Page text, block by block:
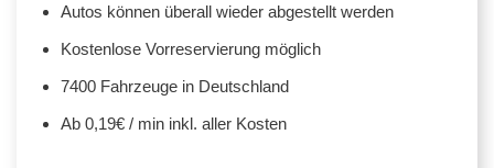
Autos können überall wieder abgestellt werden
Kostenlose Vorreservierung möglich
7400 Fahrzeuge in Deutschland
Ab 0,19€ / min inkl. aller Kosten